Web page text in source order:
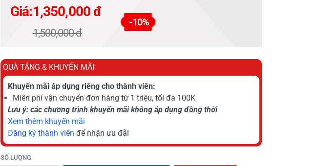
Giá:1,350,000 đ
1,500,000 đ
-10%
QUÀ TẶNG & KHUYẾN MÃI
Khuyến mãi áp dụng riêng cho thành viên:
Miễn phí vận chuyển đơn hàng từ 1 triệu, tối đa 100K
Lưu ý: các chương trình khuyến mãi không áp dụng đồng thời
Xem thêm khuyến mãi
Đăng ký thành viên để nhận ưu đãi
SỐ LƯỢNG